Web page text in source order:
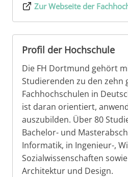
Zur Webseite der
Profil der Hochschule
Die FH Dortmund gehört
Studierenden zu den zehn
Fachhochschulen in
ist daran orientiert,
auszubilden. Über 80
Bachelor- und
Informatik, in Ingenieur-,
Sozialwissenschaften
Architektur und Design.